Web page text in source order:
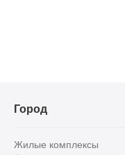
Город
Жилые комплексы